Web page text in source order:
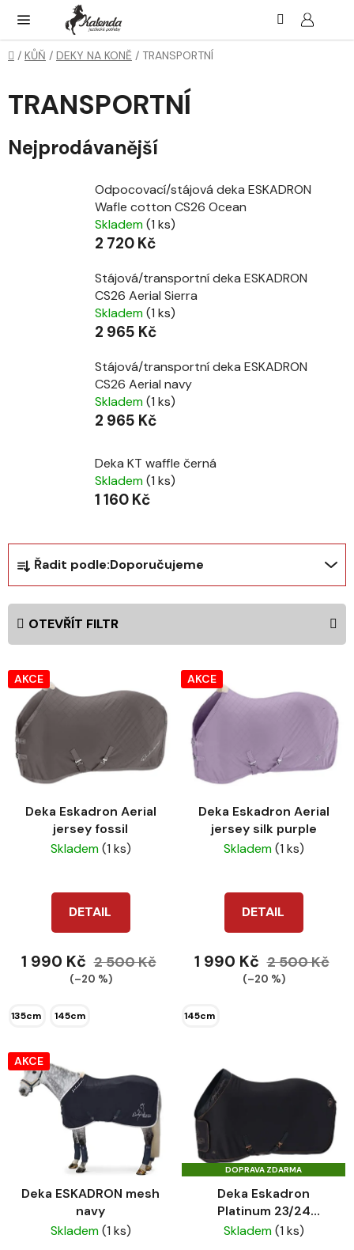
obsah
Domů
/ KŮŇ / DEKY NA KONĚ / TRANSPORTNÍ
TRANSPORTNÍ
Nejprodávanější
Odpocovací/stájová deka ESKADRON
Wafle cotton CS26 Ocean
Skladem(1 ks)
2 720 Kč
Stájová/transportní deka ESKADRON
CS26 Aerial Sierra
Skladem(1 ks)
2 965 Kč
Stájová/transportní deka ESKADRON
CS26 Aerial navy
Skladem(1 ks)
2 965 Kč
Deka KT waffle černá
Skladem(1 ks)
1 160 Kč
a
z
e
n
p
o
d
u
Řadit podle:Doporučujeme
OTEVŘÍT FILTR
V
ý
p
s
p
AKCE
Deka Eskadron Aerial
jersey fossil
Skladem(1 ks)
DETAIL
1 990 Kč 2 500 Kč
(–20 %)
135cm 145cm
AKCE
Deka Eskadron Aerial
jersey silk purple
Skladem(1 ks)
DETAIL
1 990 Kč 2 500 Kč
(–20 %)
145cm
AKCE
Deka ESKADRON mesh
navy
Skladem(1 ks)
DOPRAVA ZDARMA
Deka Eskadron
Platinum 23/24
Softshell Air Black
Skladem(1 ks)